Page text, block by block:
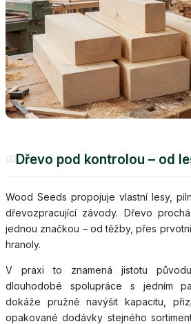
02Dřevo pod kontrolou – od
Wood Seeds propojuje vlastní lesy,
dřevozpracující závody. Dřevo
jednou značkou – od těžby, přes
hranoly.
V praxi to znamená jistotu
dlouhodobé spolupráce s jedním
dokáže pružně navýšit kapacitu,
opakované dodávky stejného